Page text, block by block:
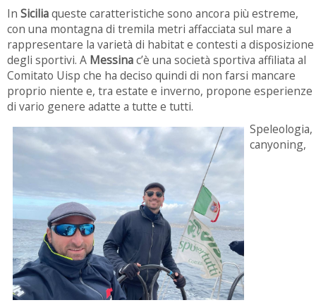
In Siciliaqueste caratteristiche sono ancora più estreme,
con una montagna di tremila metri affacciata sul mare a
rappresentare la varietà di habitat e contesti a disposizione
degli sportivi. A Messinac’è una società sportiva affiliata al
Comitato Uisp che ha deciso quindi di non farsi mancare
proprio niente e, tra estate e inverno, propone esperienze
di vario genere adatte a tutte e tutti.
Speleologia,
canyoning,